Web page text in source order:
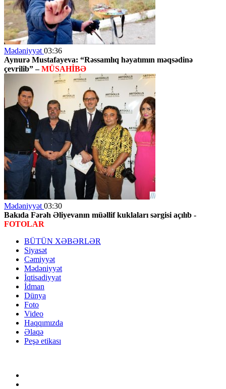
Mədəniyyət 03:36
Aynurə Mustafayeva: “Rəssamlıq həyatımın məqsədinə
çevrilib” –MÜSAHİBƏ
Mədəniyyət 03:30
Bakıda Fərəh Əliyevanın müəllif kuklaları sərgisi açılıb -
FOTOLAR
BÜTÜN XƏBƏRLƏR
Siyasət
Cəmiyyət
Mədəniyyət
İqtisadiyyat
İdman
Dünya
Foto
Video
Haqqımızda
Əlaqə
Peşə etikası